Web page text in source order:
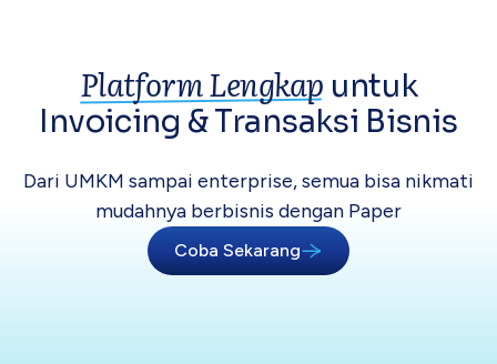
Platform Lengkap untuk
Invoicing &Transaksi Bisnis
Dari UMKM sampai enterprise, semua bisa nikmati
mudahnya berbisnis dengan Paper
Coba Sekarang